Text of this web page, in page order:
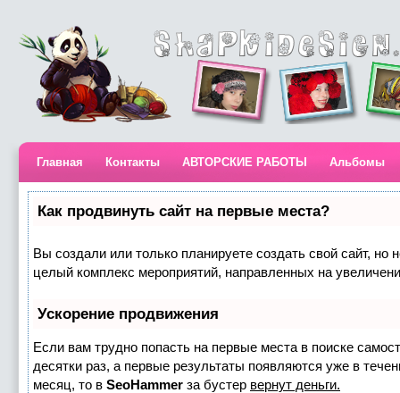
Главная Контакты АВТОРСКИЕ РАБОТЫ Альбомы
Как продвинуть сайт на первые места?
Вы создали или только планируете создать свой сайт, но
целый комплекс мероприятий, направленных на
Ускорение продвижения
Если вам трудно попасть на первые места в поиске
десятки раз, а первые результаты появляются уже в
месяц, то в SeoHammer за бустер вернут деньги.